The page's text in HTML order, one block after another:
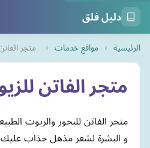
دليل فلق
الرئيسية › مواقع خدمات › متجر
متجر الفاتن
متجر الفاتن للبخور والزيوت
و البشرة لشعر مذهل جذاب عليك